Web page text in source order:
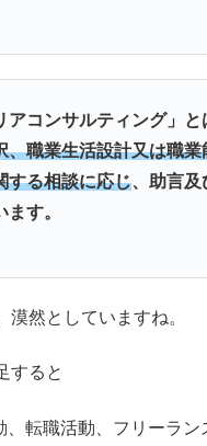
アコンサルティング」と
、職業生活設計又は職
する相談に応じ、助言及
ます。
漠然としていますね。
すると
、転職活動、フリーラン